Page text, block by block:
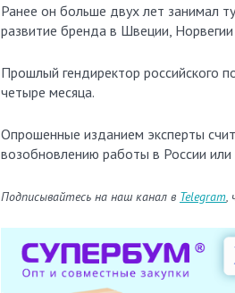
Ранее он больше двух лет занимал
развитие бренда в Швеции,
Прошлый гендиректор российского
четыре месяца.
Опрошенные изданием эксперты
возобновлению работы в России
Подписывайтесь на наш канал в Telegram,